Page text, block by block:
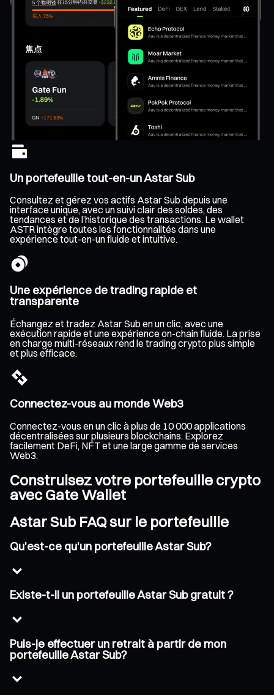
Un portefeuille tout-en-un Astar Sub
Consultez et gérez vos actifs Astar Sub depuis une
interface unique, avec un suivi clair des soldes, des
tendances et de l’historique des transactions. Le wallet
ASTR intègre toutes les fonctionnalités dans une
expérience tout-en-un fluide et intuitive.
Une expérience de trading rapide et
transparente
Échangez et tradez Astar Sub en un clic, avec une
exécution rapide et une expérience on-chain fluide. La prise
en charge multi-réseaux rend le trading crypto plus simple
et plus efficace.
Connectez-vous au monde Web3
Connectez-vous en un clic à plus de 10 000 applications
décentralisées sur plusieurs blockchains. Explorez
facilement DeFi, NFT et une large gamme de services
Web3.
Construisez votre portefeuille crypto
avec Gate Wallet
Astar Sub FAQ sur le portefeuille
Qu'est-ce qu'un portefeuille Astar Sub?
Existe-t-il un portefeuille Astar Sub gratuit ?
Puis-je effectuer un retrait à partir de mon
portefeuille Astar Sub?